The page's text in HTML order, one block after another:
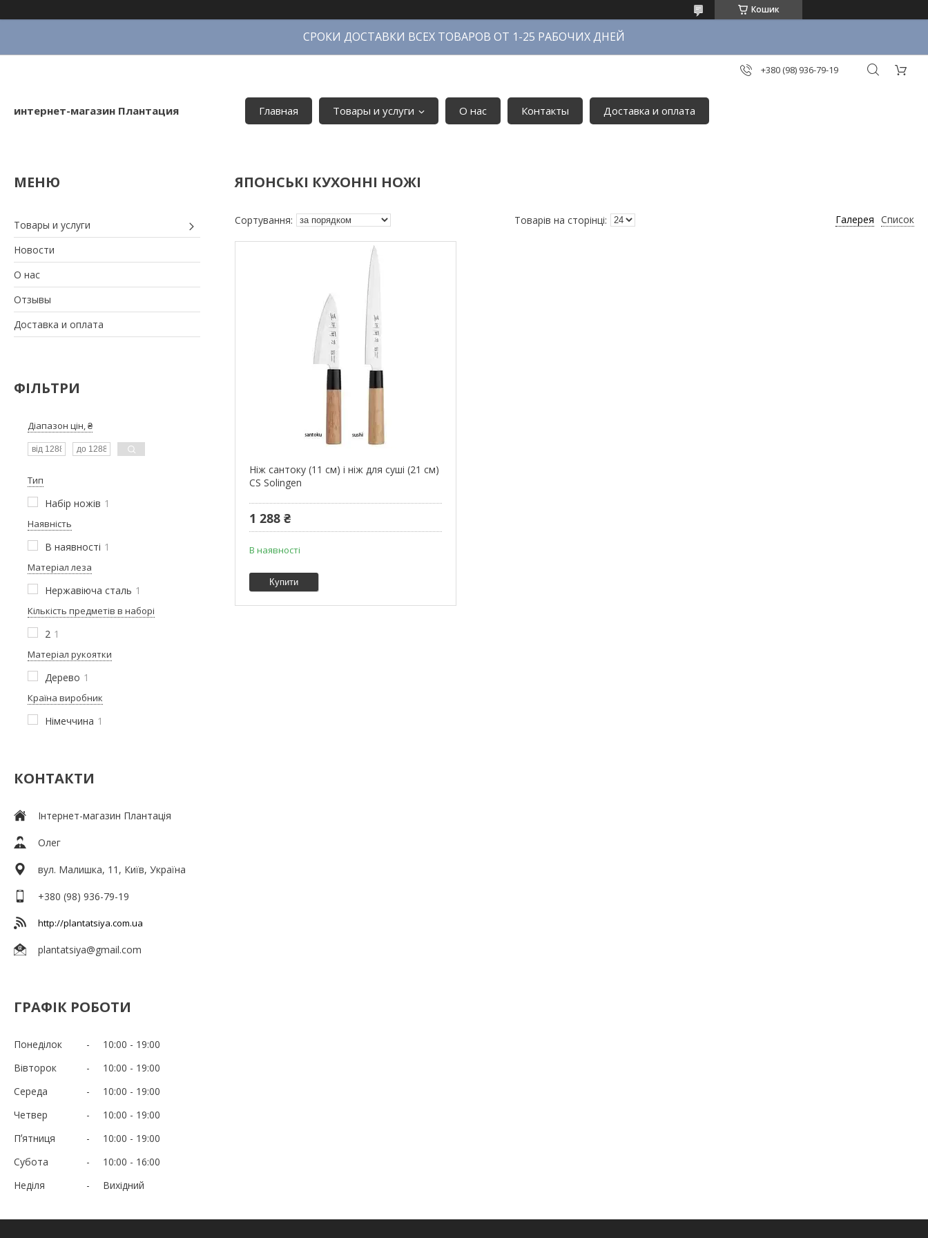
Кошик
СРОКИ ДОСТАВКИ ВСЕХ ТОВАРОВ ОТ 1-25 РАБОЧИХ ДНЕЙ
+380 (98) 936-79-19
интернет-магазин Плантация Главная Товары и услуги О нас Контакты Доставка и оплата
Товары и услуги
Новости
О нас
Отзывы
Доставка и оплата
ФІЛЬТРИ
Діапазон цін, ₴
Тип
Набір ножів 1
Наявність
В наявності 1
Матеріал леза
Нержавіюча сталь 1
Кількість предметів в наборі
2 1
Матеріал рукоятки
Дерево 1
Країна виробник
Німеччина 1
КОНТАКТИ
Інтернет-магазин Плантація
Олег
вул. Малишка, 11, Київ, Україна
+380 (98) 936-79-19
http://plantatsiya.com.ua
plantatsiya@gmail.com
ГРАФІК РОБОТИ
Понеділок 10:00
19:00
Вівторок
10:00
19:00
Середа
10:00
19:00
Четвер
10:00
19:00
Пʼятниця
10:00
19:00
Субота
10:00
16:00
Неділя
Вихідний
ЯПОНСЬКІ КУХОННІ НОЖІ
Галерея Список
Ніж сантоку (11 см) і ніж для суші (21 см)
CS Solingen
1 288 ₴
В наявності
Купити